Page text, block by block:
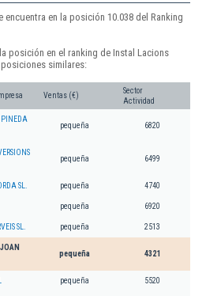
en la posición 10.038 del Ranking
posición en el ranking de Instal Lacions
similares:
Ventas (€)
Sector
Actividad
PINEDA
pequeña 6820
pequeña 6499
SL. pequeña 4740
pequeña 6920
SL. pequeña 2513
pequeña 4321
pequeña 5520